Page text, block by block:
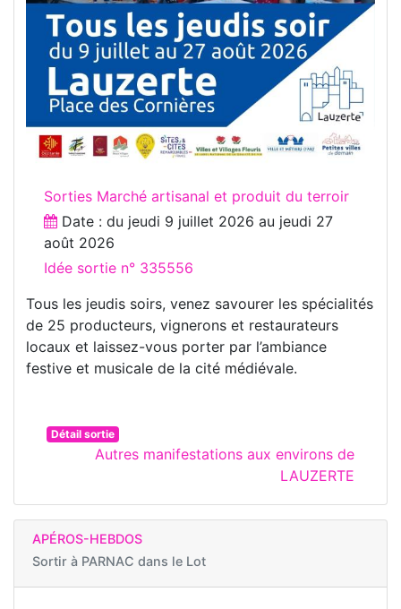
Sorties Marché artisanal et produit du terroir
Date : du jeudi 9 juillet 2026 au jeudi 27
août 2026
Idée sortie n° 335556
Tous les jeudis soirs, venez savourer les spécialités
de 25 producteurs, vignerons et restaurateurs
locaux et laissez-vous porter par l’ambiance
festive et musicale de la cité médiévale.
Détail sortie
Autres manifestations aux environs de
LAUZERTE
APÉROS-HEBDOS
Sortir à PARNAC dans le Lot